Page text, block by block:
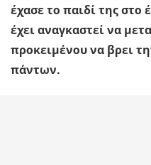
έχασε το παιδί της
έχει αναγκαστεί να
προκειμένου να βρει
πάντων.